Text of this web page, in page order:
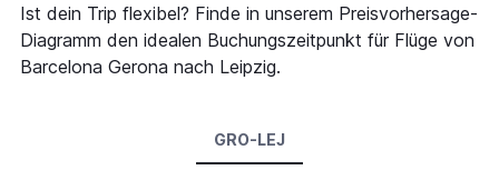
Ist dein Trip flexibel? Finde in unserem Preisvorhersage-
Diagramm den idealen Buchungszeitpunkt für Flüge von
Barcelona Gerona nach Leipzig.
GRO-LEJ